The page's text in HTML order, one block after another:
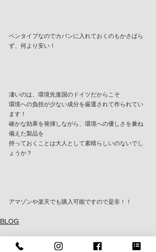
ペンタイプなのでカバンに入れておくのもかさばら
ず、何より安い！
凄いのは、環境先進国のドイツだからこそ
環境への負担が少ない成分を厳選されて作られてい
ます！
確かな効果を発揮しながら、環境への優しさを兼ね
備えた製品を
持っておくことは大人として素晴らしいのないでし
ょうか？
アマゾンや楽天でも購入可能ですので是非！！
BLOG